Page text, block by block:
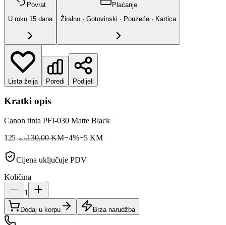
Povrat
U roku 15 dana
Plaćanje
Žiralno · Gotovinski · Pouzeće · Kartica
Lista želja Poredi Podijeli
Kratki opis
Canon tinta PFI-030 Matte Black
125 00KM130,00 KM−4%−5 KM
Cijena uključuje PDV
Količina
1
Dodaj u korpu Brza narudžba